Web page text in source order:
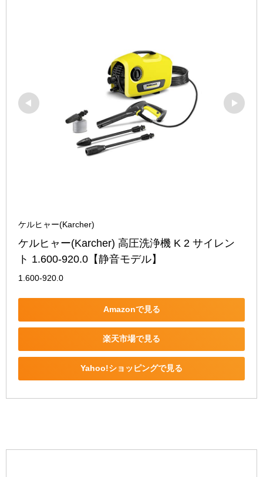
ケルヒャー(Karcher)
ケルヒャー(Karcher) 高圧洗浄機 K 2 サイレン
ト 1.600-920.0【静音モデル】
1.600-920.0
Amazonで見る
楽天市場で見る
Yahoo!ショッピングで見る